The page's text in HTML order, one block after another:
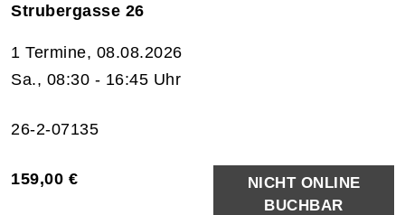
Strubergasse 26
1 Termine, 08.08.2026
Sa., 08:30 - 16:45 Uhr
26-2-07135
159,00 €
NICHT ONLINE
BUCHBAR